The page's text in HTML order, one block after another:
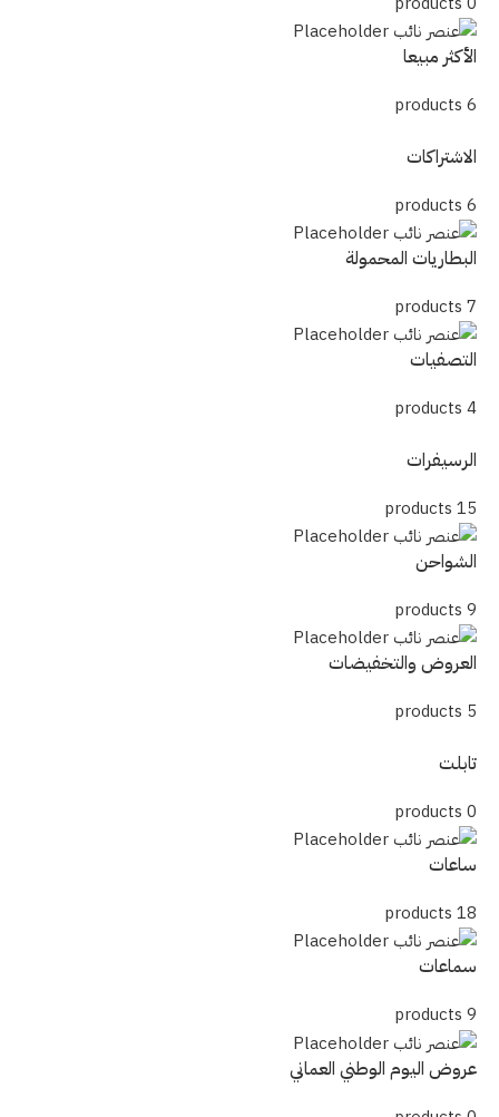
الأكثر مبيعا
6 products
الاشتراكات
6 products
البطاريات المحمولة
7 products
التصفيات
4 products
الرسيفرات
15 products
الشواحن
9 products
العروض والتخفيضات
5 products
تابلت
0 products
ساعات
18 products
سماعات
9 products
عروض اليوم الوطني العماني